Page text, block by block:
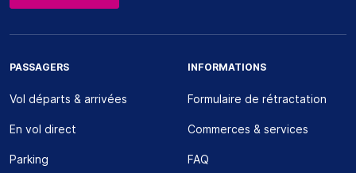
PASSAGERS
Vol départs & arrivées
En vol direct
Parking
INFORMATIONS
Formulaire de rétractation
Commerces & services
FAQ